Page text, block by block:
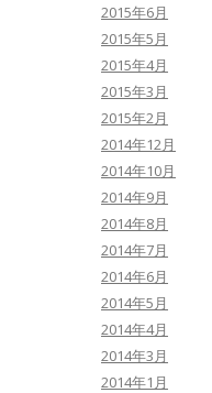
2015年6月
2015年5月
2015年4月
2015年3月
2015年2月
2014年12月
2014年10月
2014年9月
2014年8月
2014年7月
2014年6月
2014年5月
2014年4月
2014年3月
2014年1月